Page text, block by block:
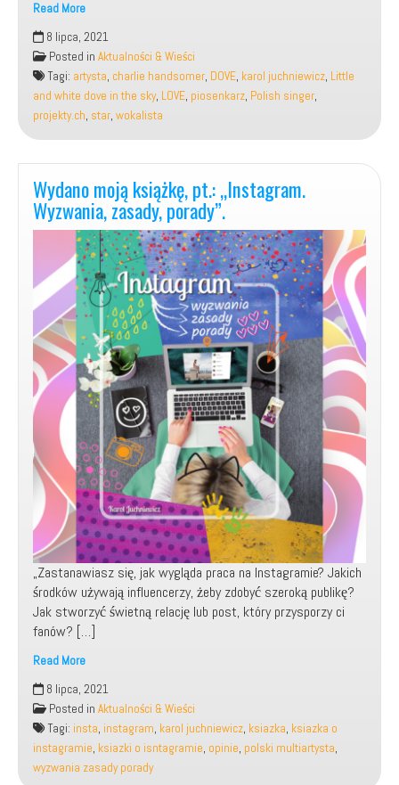
Read More
Moja
nowa,
autorska
piosenka,
pt.:
„Little
and
white
dove
in
the
8 lipca, 2021
Posted in Aktualności & Wieści
Tagi: artysta, charlie handsomer, DOVE, karol juchniewicz, Little
and white dove in the sky, LOVE, piosenkarz, Polish singer,
projekty.ch, star, wokalista
Wydano moją książkę, pt.: „Instagram.
Wyzwania, zasady, porady”.
„Zastanawiasz się, jak wygląda praca na Instagramie? Jakich
środków używają influencerzy, żeby zdobyć szeroką publikę?
Jak stworzyć świetną relację lub post, który przysporzy ci
fanów? […]
Read More
Wydano
moją
książkę,
pt.:
„Instagram.
Wyzwania,
8 lipca, 2021
Posted in Aktualności & Wieści
Tagi: insta, instagram, karol juchniewicz, ksiazka, ksiazka o
instagramie, ksiazki o isntagramie, opinie, polski multiartysta,
wyzwania zasady porady